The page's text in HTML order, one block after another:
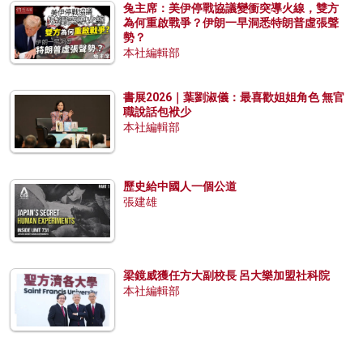
兔主席：美伊停戰協議變衝突導火線，雙方
為何重啟戰爭？伊朗一早洞悉特朗普虛張聲
勢？
本社編輯部
書展2026｜葉劉淑儀：最喜歡姐姐角色 無官
職說話包袱少
本社編輯部
歷史給中國人一個公道
張建雄
梁鏡威獲任方大副校長 呂大樂加盟社科院
本社編輯部